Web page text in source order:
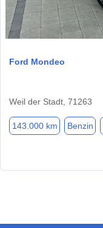
Ford Mondeo
Weil der Stadt, 71263
143.000 km Benzin